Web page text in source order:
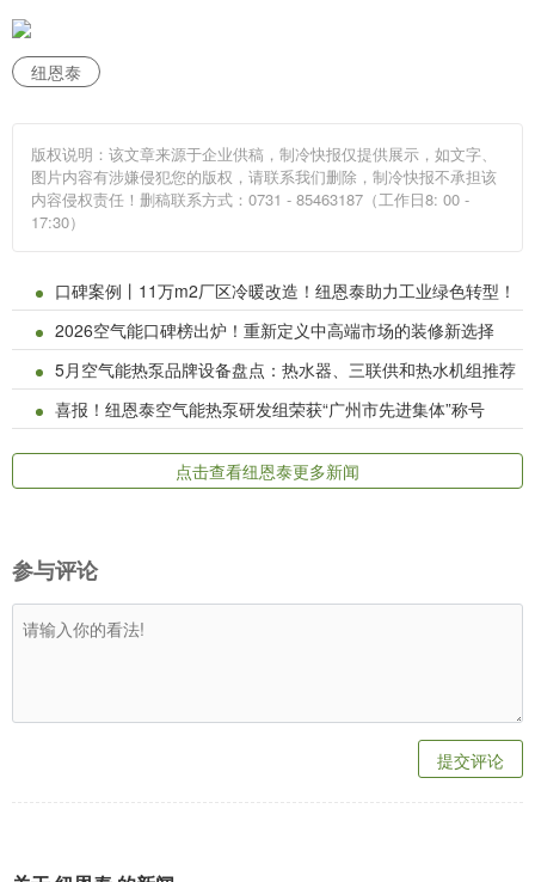
纽恩泰
版权说明：该文章来源于企业供稿，制冷快报仅提供展示，如文字、
图片内容有涉嫌侵犯您的版权，请联系我们删除，制冷快报不承担该
内容侵权责任！删稿联系方式：0731 - 85463187（工作日8: 00 -
17:30）
口碑案例丨11万m2厂区冷暖改造！纽恩泰助力工业绿色转型！
2026空气能口碑榜出炉！重新定义中高端市场的装修新选择
5月空气能热泵品牌设备盘点：热水器、三联供和热水机组推荐
喜报！纽恩泰空气能热泵研发组荣获“广州市先进集体”称号
点击查看纽恩泰更多新闻
参与评论
提交评论